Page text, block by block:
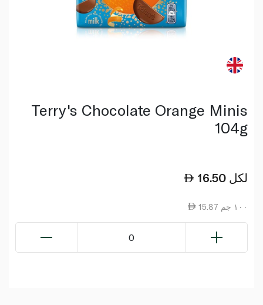
Terry's Chocolate Orange Minis
104g
16.50 لكل
15.87 ١٠٠ جم
0